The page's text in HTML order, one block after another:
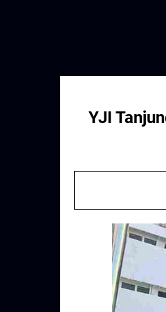
YJI